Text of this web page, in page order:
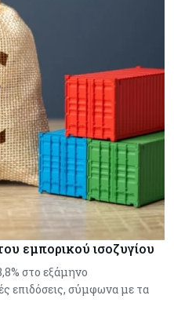
εμπορικού ισοζυγίου
στο εξάμηνο
επιδόσεις, σύμφωνα με τα